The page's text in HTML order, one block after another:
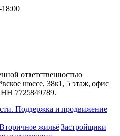
ответственностью
шоссе, 38к1, 5 этаж, офис
7725849789.
Поддержка и продвижение
Вторичное жильё Застройщики